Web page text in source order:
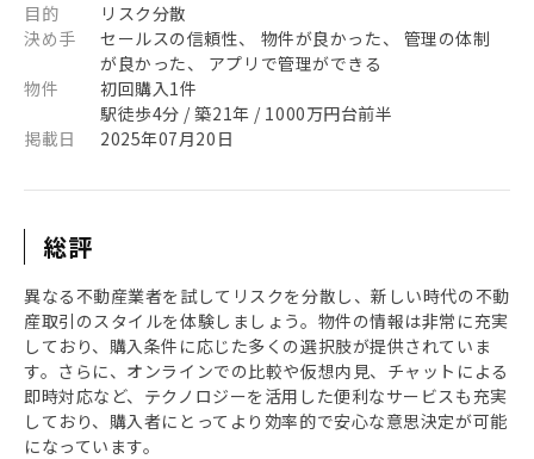
目的
リスク分散
決め手
セールスの信頼性、 物件が良かった、 管理の体制
が良かった、 アプリで管理ができる
物件
初回購入1件
駅徒歩4分 / 築21年 / 1000万円台前半
掲載日
2025年07月20日
総評
異なる不動産業者を試してリスクを分散し、新しい時代の不動
産取引のスタイルを体験しましょう。物件の情報は非常に充実
しており、購入条件に応じた多くの選択肢が提供されていま
す。さらに、オンラインでの比較や仮想内見、チャットによる
即時対応など、テクノロジーを活用した便利なサービスも充実
しており、購入者にとってより効率的で安心な意思決定が可能
になっています。